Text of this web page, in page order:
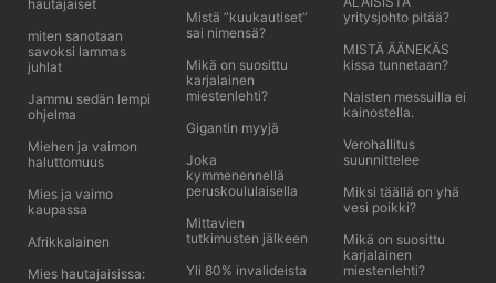
hautajaiset
miten sanotaan
savoksi lammas
juhlat
Jammu sedän lempi
ohjelma
Miehen ja vaimon
haluttomuus
Mies ja vaimo
kaupassa
Afrikkalainen
Mies hautajaisissa:
Mistä ”kuukautiset”
sai nimensä?
Mikä on suosittu
karjalainen
miestenlehti?
Gigantin myyjä
Joka
kymmenennellä
peruskoululaisella
Mittavien
tutkimusten jälkeen
Yli 80% invalideista
yritysjohto pitää?
MISTÄ ÄÄNEKÄS
kissa tunnetaan?
Naisten messuilla ei
kainostella.
Verohallitus
suunnittelee
Miksi täällä on yhä
vesi poikki?
Mikä on suosittu
karjalainen
miestenlehti?